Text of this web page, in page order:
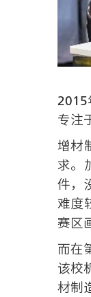
2015
专注
增材
求。
件，
难度
赛区
而在
该校
材制